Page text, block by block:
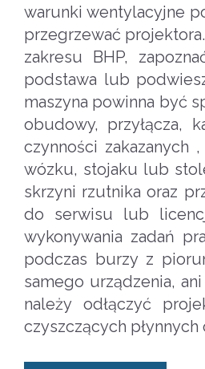
warunki wentylacyjne
przegrzewać
zakresu BHP,
podstawa lub
maszyna powinna być
obudowy, przyłącza,
czynności zakazanych
wózku, stojaku lub
skrzyni rzutnika oraz
do serwisu lub
wykonywania zadań
podczas burzy z
samego urządzenia,
należy odłączyć
czyszczących